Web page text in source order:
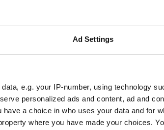
Ad Settings
e.g. your IP-number, using technology
personalized ads and content, ad and
a choice in who uses your data and for
where you have made your choices.
en direct entre Cloudfy et